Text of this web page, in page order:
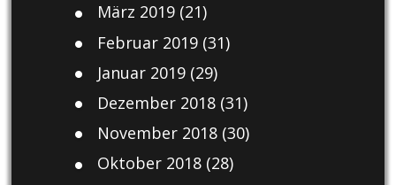
März 2019(21)
Februar 2019(31)
Januar 2019(29)
Dezember 2018(31)
November 2018(30)
Oktober 2018(28)